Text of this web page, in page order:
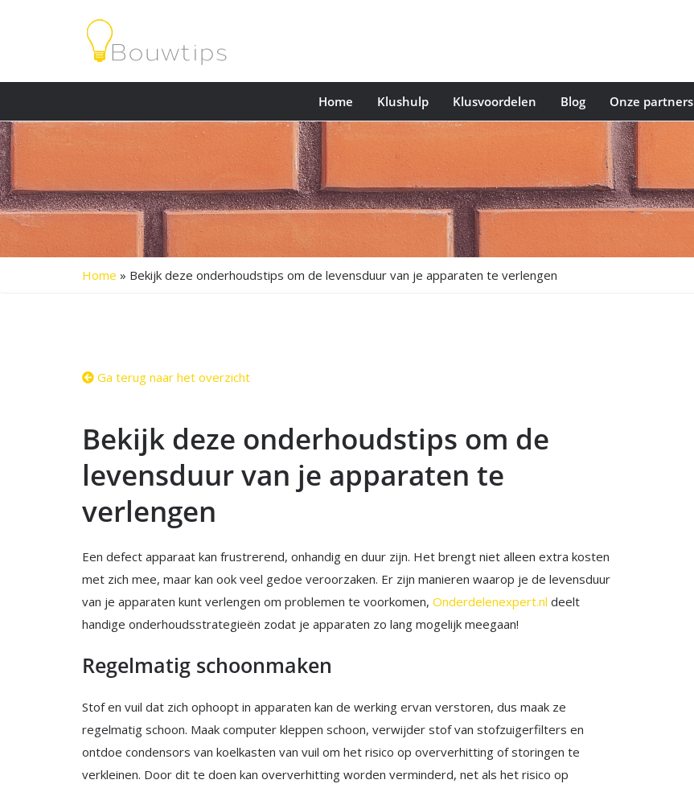
Home Klushulp Klusvoordelen Blog Onze partners
Home » Bekijk deze onderhoudstips om de levensduur van je apparaten te verlengen
Ga terug naar het overzicht
Bekijk deze onderhoudstips om de
levensduur van je apparaten te
verlengen
Een defect apparaat kan frustrerend, onhandig en duur zijn. Het brengt niet alleen extra kosten
met zich mee, maar kan ook veel gedoe veroorzaken. Er zijn manieren waarop je de levensduur
van je apparaten kunt verlengen om problemen te voorkomen, Onderdelenexpert.nl deelt
handige onderhoudsstrategieën zodat je apparaten zo lang mogelijk meegaan!
Regelmatig schoonmaken
Stof en vuil dat zich ophoopt in apparaten kan de werking ervan verstoren, dus maak ze
regelmatig schoon. Maak computer kleppen schoon, verwijder stof van stofzuigerfilters en
ontdoe condensors van koelkasten van vuil om het risico op oververhitting of storingen te
verkleinen. Door dit te doen kan oververhitting worden verminderd, net als het risico op